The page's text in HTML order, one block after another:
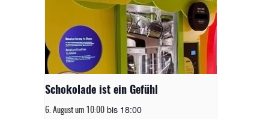
Schokolade ist ein Gefühl
6. August um 10:00 bis 18:00